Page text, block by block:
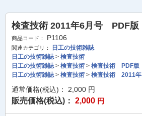
検査技術 2011年6月号 PDF版
商品コード： P1106
関連カテゴリ：
日工の技術雑誌
日工の技術雑誌> 検査技術
日工の技術雑誌> 検査技術 > 検査技術 PDF版
日工の技術雑誌> 検査技術 > 検査技術 2011年
通常価格(税込)： 2,000 円
販売価格(税込)： 2,000 円